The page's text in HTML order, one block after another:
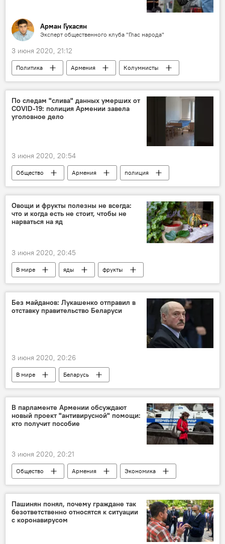
Арман Гукасян
Эксперт общественного клуба "Глас народа"
3 июня 2020, 21:12
Политика Армения
Колумнисты
эпидемия
коронавирус
По следам "слива" данных умерших от
COVID-19: полиция Армении завела
уголовное дело
3 июня 2020, 20:54
Общество Армения
полиция
данные
Новости Армения
Коронавирус в Армении
Режим ЧП в Армении из-за ситуации с коронавирусом
Овощи и фрукты полезны не всегда:
что и когда есть не стоит, чтобы не
нарваться на яд
3 июня 2020, 20:45
В мире яды
фрукты
овощи
Без майданов: Лукашенко отправил в
отставку правительство Беларуси
3 июня 2020, 20:26
В мире
Беларусь
Лукашенко Александр
отставки
В парламенте Армении обсуждают
новый проект "антивирусной" помощи:
кто получит пособие
3 июня 2020, 20:21
Общество Армения
Экономика
проект
помощь
пособие
Новости Армения
Режим ЧП в Армении из-за ситуации с коронавирусом
Пашинян понял, почему граждане так
безответственно относятся к ситуации
с коронавирусом